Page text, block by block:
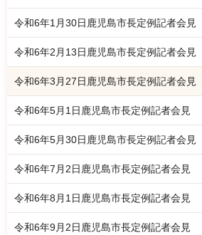
令和6年1月30日鹿児島市長定例記者会見
令和6年2月13日鹿児島市長定例記者会見
令和6年3月27日鹿児島市長定例記者会見
令和6年5月1日鹿児島市長定例記者会見
令和6年5月30日鹿児島市長定例記者会見
令和6年7月2日鹿児島市長定例記者会見
令和6年8月1日鹿児島市長定例記者会見
令和6年9月2日鹿児島市長定例記者会見